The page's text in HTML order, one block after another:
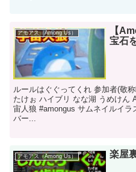
アモアス（Among Us）
【
宝石
ルールはぐぐってくれ 参加者(敬
たけぉ ハイブリ なな湖 うめけん
宙人狼 #amongus サムネイルイ
バー...
アモアス（Among Us） 楽屋